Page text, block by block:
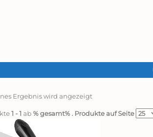
Ergebnis wird angezeigt
1 - 1 ab% gesamt% . Produkte auf Seite